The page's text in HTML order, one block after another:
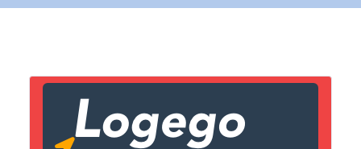
Lien vers inscription (sera inclus dans courriel)
Copier lien
X Fermer